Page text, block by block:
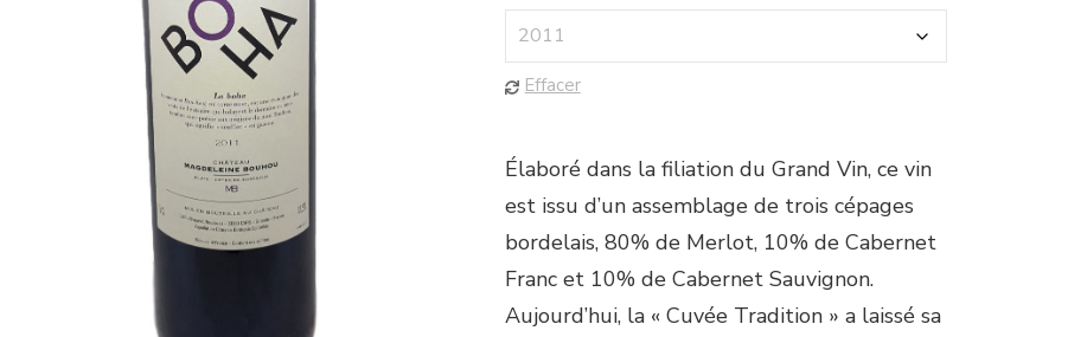
Effacer
Élaboré dans la filiation du Grand Vin, ce vin
est issu d’un assemblage de trois cépages
bordelais, 80% de Merlot, 10% de Cabernet
Franc et 10% de Cabernet Sauvignon.
Aujourd’hui, la « Cuvée Tradition » a laissé sa